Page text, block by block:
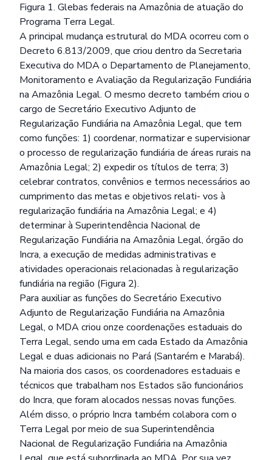
Figura 1. Glebas federais na Amazônia de atuação do
Programa Terra Legal.
A principal mudança estrutural do MDA ocorreu com o
Decreto 6.813/2009, que criou dentro da Secretaria
Executiva do MDA o Departamento de Planejamento,
Monitoramento e Avaliação da Regularização Fundiária
na Amazônia Legal. O mesmo decreto também criou o
cargo de Secretário Executivo Adjunto de
Regularização Fundiária na Amazônia Legal, que tem
como funções: 1) coordenar, normatizar e supervisionar
o processo de regularização fundiária de áreas rurais na
Amazônia Legal; 2) expedir os títulos de terra; 3)
celebrar contratos, convênios e termos necessários ao
cumprimento das metas e objetivos relati- vos à
regularização fundiária na Amazônia Legal; e 4)
determinar à Superintendência Nacional de
Regularização Fundiária na Amazônia Legal, órgão do
Incra, a execução de medidas administrativas e
atividades operacionais relacionadas à regularização
fundiária na região (Figura 2).
Para auxiliar as funções do Secretário Executivo
Adjunto de Regularização Fundiária na Amazônia
Legal, o MDA criou onze coordenações estaduais do
Terra Legal, sendo uma em cada Estado da Amazônia
Legal e duas adicionais no Pará (Santarém e Marabá).
Na maioria dos casos, os coordenadores estaduais e
técnicos que trabalham nos Estados são funcionários
do Incra, que foram alocados nessas novas funções.
Além disso, o próprio Incra também colabora com o
Terra Legal por meio de sua Superintendência
Nacional de Regularização Fundiária na Amazônia